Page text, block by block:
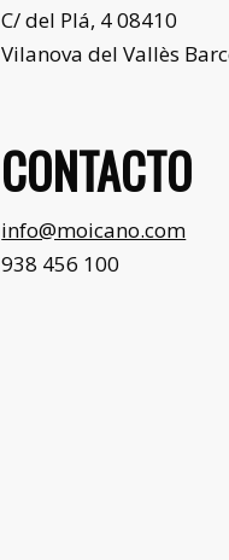
C/ del Plá, 4 08410
Vilanova del Vallès
CONTACTO
info@moicano.com
938 456 100